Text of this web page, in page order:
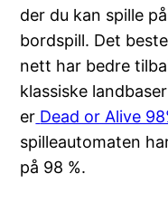
der du kan spille
bordspill. Det
nett har bedre
klassiske
er Dead or Alive
spilleautomaten
på 98 %.